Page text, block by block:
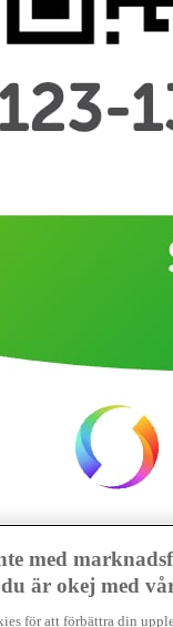
med
är okej med
för att förbättra din